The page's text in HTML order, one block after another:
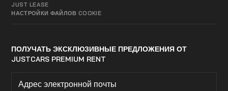
JUST LEASE
НАСТРОЙКИ ФАЙЛОВ COOKIE
ПОЛУЧАТЬ ЭКСКЛЮЗИВНЫЕ ПРЕДЛОЖЕНИЯ ОТ
JUSTCARS PREMIUM RENT